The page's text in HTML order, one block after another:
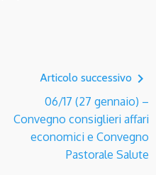
Articolo successivo navigate_next
06/17 (27 gennaio) –
Convegno consiglieri affari
economici e Convegno
Pastorale Salute